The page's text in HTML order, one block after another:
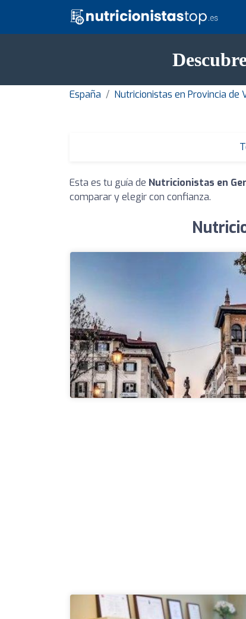
España Nutricionistas en Provincia de
Esta es tu guía de Nutricionistas en
comparar y elegir con confianza.